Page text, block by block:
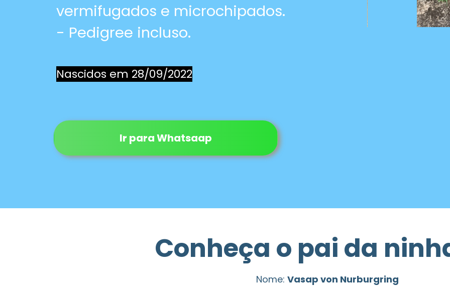
vermifugados e microchipados.
- Pedigree incluso.
Nascidos em 28/09/2022
Ir para Whatsaap
Conheça o pai da
Nome: Vasap von Nurburgring